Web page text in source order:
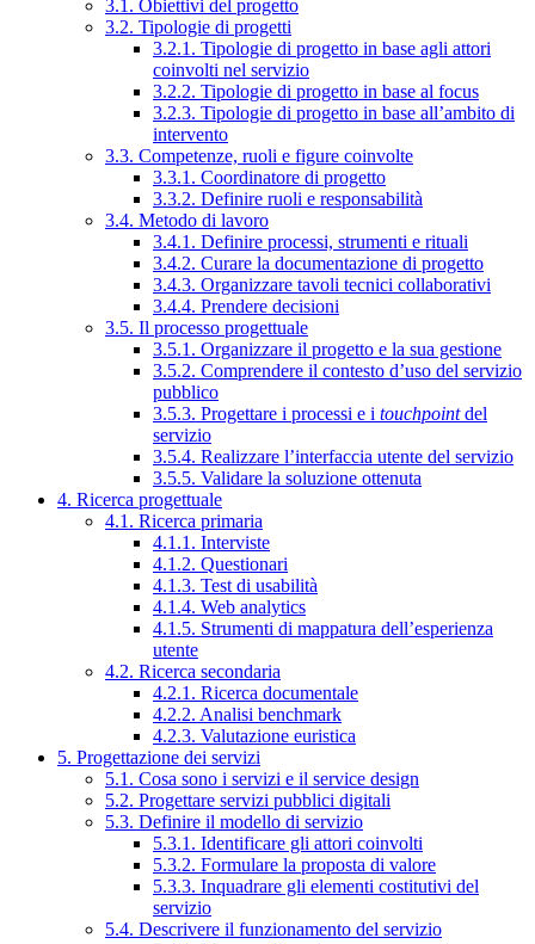
3.1. Obiettivi del progetto
3.2. Tipologie di progetti
3.2.1. Tipologie di progetto in base agli attori
coinvolti nel servizio
3.2.2. Tipologie di progetto in base al focus
3.2.3. Tipologie di progetto in base all’ambito di
intervento
3.3. Competenze, ruoli e figure coinvolte
3.3.1. Coordinatore di progetto
3.3.2. Definire ruoli e responsabilità
3.4. Metodo di lavoro
3.4.1. Definire processi, strumenti e rituali
3.4.2. Curare la documentazione di progetto
3.4.3. Organizzare tavoli tecnici collaborativi
3.4.4. Prendere decisioni
3.5. Il processo progettuale
3.5.1. Organizzare il progetto e la sua gestione
3.5.2. Comprendere il contesto d’uso del servizio
pubblico
3.5.3. Progettare i processi e i touchpointdel
servizio
3.5.4. Realizzare l’interfaccia utente del servizio
3.5.5. Validare la soluzione ottenuta
4. Ricerca progettuale
4.1. Ricerca primaria
4.1.1. Interviste
4.1.2. Questionari
4.1.3. Test di usabilità
4.1.4. Web analytics
4.1.5. Strumenti di mappatura dell’esperienza
utente
4.2. Ricerca secondaria
4.2.1. Ricerca documentale
4.2.2. Analisi benchmark
4.2.3. Valutazione euristica
5. Progettazione dei servizi
5.1. Cosa sono i servizi e il service design
5.2. Progettare servizi pubblici digitali
5.3. Definire il modello di servizio
5.3.1. Identificare gli attori coinvolti
5.3.2. Formulare la proposta di valore
5.3.3. Inquadrare gli elementi costitutivi del
servizio
5.4. Descrivere il funzionamento del servizio